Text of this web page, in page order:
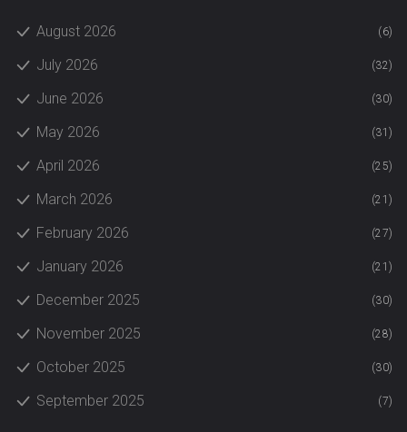
August 2026 (6)
July 2026 (32)
June 2026 (30)
May 2026 (31)
April 2026 (25)
March 2026 (21)
February 2026 (27)
January 2026 (21)
December 2025 (30)
November 2025 (28)
October 2025 (30)
September 2025 (7)